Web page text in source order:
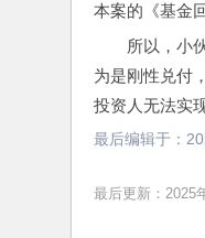
本案的《基金
所以，小
为是刚性兑付
投资人无法实
最后编辑于：
最后更新：2025